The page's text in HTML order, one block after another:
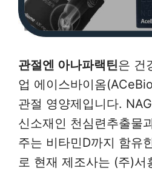
관절엔 아나파랙틴은 건
업 에이스바이옴
관절 영양제입니다.
신소재인 천심련추출물
주는 비타민D까지 함유
로 현재 제조사는 (주)서